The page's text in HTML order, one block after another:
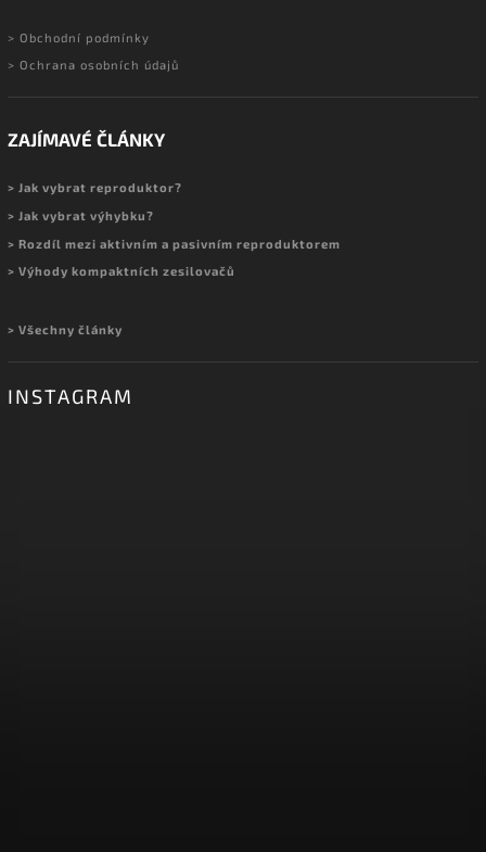
> Obchodní podmínky
> Ochrana osobních údajů
ZAJÍMAVÉ ČLÁNKY
> Jak vybrat reproduktor?
> Jak vybrat výhybku?
> Rozdíl mezi aktivním a pasivním reproduktorem
> Výhody kompaktních zesilovačů
> Všechny články
INSTAGRAM